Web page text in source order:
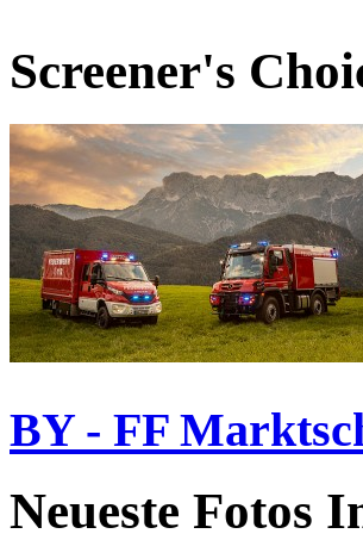
Screener's
BY - FF
Neueste Fotos